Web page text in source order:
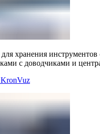
для хранения
с доводчиками и